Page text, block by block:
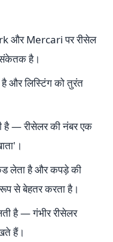
और Mercari पर रीसेल
है।
है और लिस्टिंग को तुरंत
है — रीसेलर की नंबर एक
लेता है और कपड़े की
से बेहतर करता है।
है — गंभीर रीसेलर
हैं।